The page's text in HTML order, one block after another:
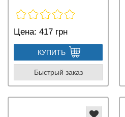
Цена: 417 грн
КУПИТЬ
Быстрый заказ